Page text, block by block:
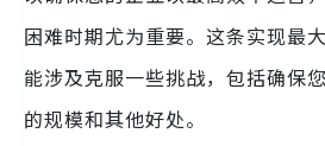
困难时期尤为重要。这条实现最
能涉及克服一些挑战，包括确保
的规模和其他好处。